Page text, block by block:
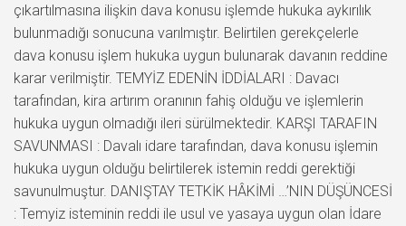
çıkartılmasına ilişkin dava konusu işlemde hukuka aykırılık
bulunmadığı sonucuna varılmıştır. Belirtilen gerekçelerle
dava konusu işlem hukuka uygun bulunarak davanın reddine
karar verilmiştir. TEMYİZ EDENİN İDDİALARI : Davacı
tarafından, kira artırım oranının fahiş olduğu ve işlemlerin
hukuka uygun olmadığı ileri sürülmektedir. KARŞI TARAFIN
SAVUNMASI : Davalı idare tarafından, dava konusu işlemin
hukuka uygun olduğu belirtilerek istemin reddi gerektiği
savunulmuştur. DANIŞTAY TETKİK HÂKİMİ …’NIN DÜŞÜNCESİ
: Temyiz isteminin reddi ile usul ve yasaya uygun olan İdare